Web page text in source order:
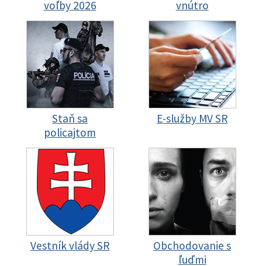
voľby 2026
vnútro
Staň sa
policajtom
E-služby MV SR
Vestník vlády SR
Obchodovanie s
ľuďmi